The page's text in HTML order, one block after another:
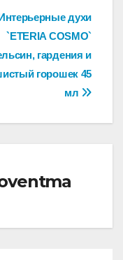
духи
`ETERIA COSMO`
гардения и
горошек 45
мл